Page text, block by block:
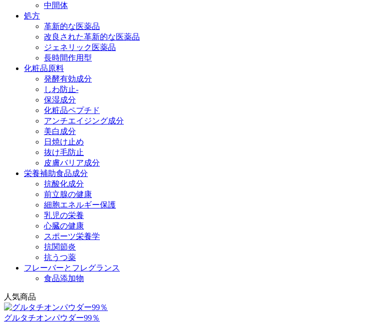
中間体
処方
革新的な医薬品
改良された革新的な医薬品
ジェネリック医薬品
長時間作用型
化粧品原料
発酵有効成分
しわ防止-
保湿成分
化粧品ペプチド
アンチエイジング成分
美白成分
日焼け止め
抜け毛防止
皮膚バリア成分
栄養補助食品成分
抗酸化成分
前立腺の健康
細胞エネルギー保護
乳児の栄養
心臓の健康
スポーツ栄養学
抗関節炎
抗うつ薬
フレーバーとフレグランス
食品添加物
人気商品
グルタチオンパウダー99％